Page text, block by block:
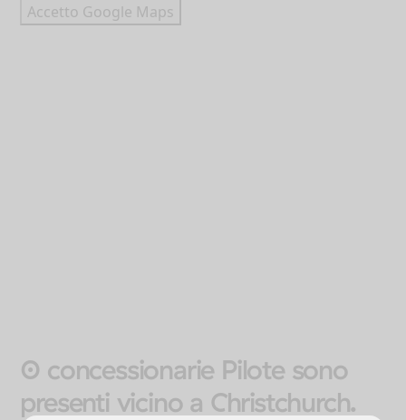
Accetto Google Maps
0 concessionarie Pilote sono
presenti vicino a Christchurch.